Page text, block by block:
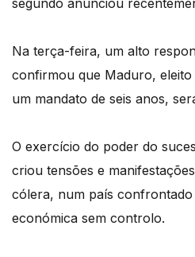
segundo anunciou
Na terça-feira, um alto
confirmou que Maduro, eleito
um mandato de seis anos,
O exercício do poder do
criou tensões e
cólera, num país
económica sem controlo.